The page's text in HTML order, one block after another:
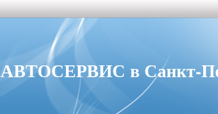
АВТОСЕРВИС в Санкт-